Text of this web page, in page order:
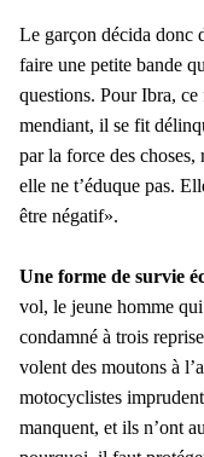
Le garçon décida donc
faire une petite bande
questions. Pour Ibra,
mendiant, il se fit
par la force des
elle ne t’éduque pas.
être négatif».
Une forme de survie
vol, le jeune homme
condamné à trois
volent des moutons à
motocyclistes
manquent, et ils n’ont